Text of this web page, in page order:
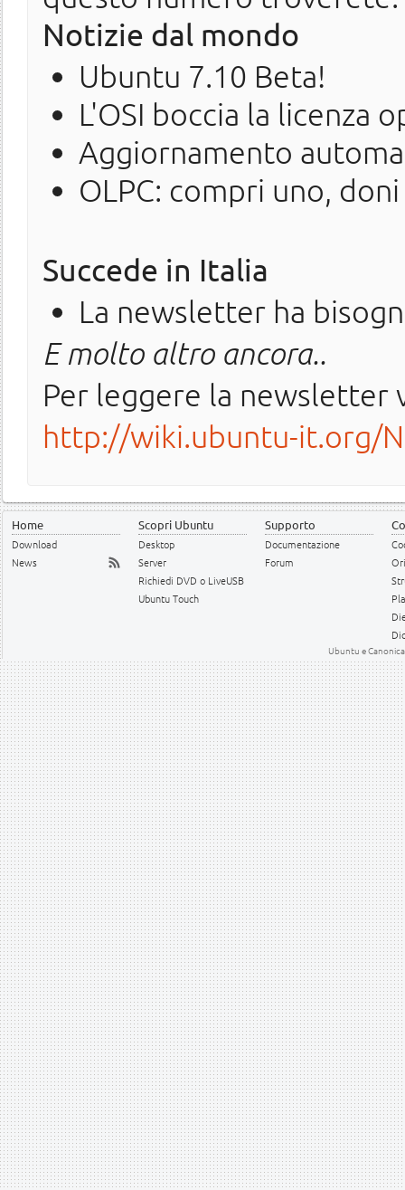
Notizie dal mondo
Ubuntu 7.10 Beta!
L'OSI boccia la licenza
Aggiornamento
OLPC: compri uno,
Succede in Italia
La newsletter ha
E molto altro ancora..
Per leggere la newsletter
http://wiki.ubuntu-it.org/
Home
Download
News
Scopri Ubuntu
Desktop
Server
Richiedi DVD o LiveUSB
Ubuntu Touch
Supporto
Documentazione
Forum
Ubuntu e